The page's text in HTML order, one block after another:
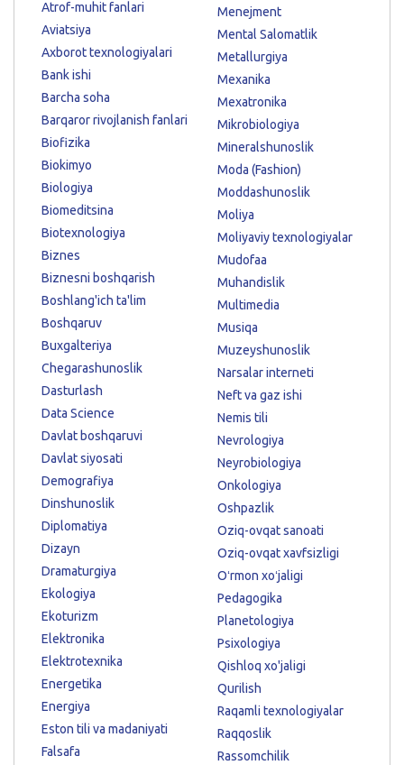
Atrof-muhit fanlari
Aviatsiya
Axborot texnologiyalari
Bank ishi
Barcha soha
Barqaror rivojlanish fanlari
Biofizika
Biokimyo
Biologiya
Biomeditsina
Biotexnologiya
Biznes
Biznesni boshqarish
Boshlang'ich ta'lim
Boshqaruv
Buxgalteriya
Chegarashunoslik
Dasturlash
Data Science
Davlat boshqaruvi
Davlat siyosati
Demografiya
Dinshunoslik
Diplomatiya
Dizayn
Dramaturgiya
Ekologiya
Ekoturizm
Elektronika
Elektrotexnika
Energetika
Energiya
Eston tili va madaniyati
Falsafa
Menejment
Mental Salomatlik
Metallurgiya
Mexanika
Mexatronika
Mikrobiologiya
Mineralshunoslik
Moda (Fashion)
Moddashunoslik
Moliya
Moliyaviy texnologiyalar
Mudofaa
Muhandislik
Multimedia
Musiqa
Muzeyshunoslik
Narsalar interneti
Neft va gaz ishi
Nemis tili
Nevrologiya
Neyrobiologiya
Onkologiya
Oshpazlik
Oziq-ovqat sanoati
Oziq-ovqat xavfsizligi
Oʻrmon xoʻjaligi
Pedagogika
Planetologiya
Psixologiya
Qishloq xo'jaligi
Qurilish
Raqamli texnologiyalar
Raqqoslik
Rassomchilik